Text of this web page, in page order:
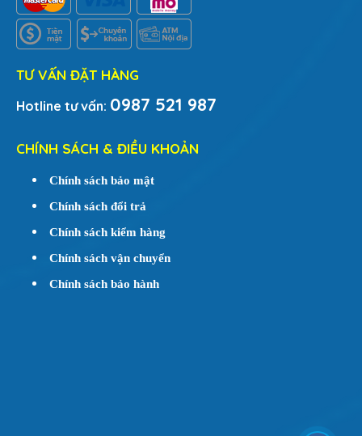
TƯ VẤN ĐẶT HÀNG
Hotline tư vấn: 0987 521 987
CHÍNH SÁCH & ĐIỀU KHOẢN
Chính sách bảo mật
Chính sách đổi trả
Chính sách kiểm hàng
Chính sách vận chuyển
Chính sách bảo hành